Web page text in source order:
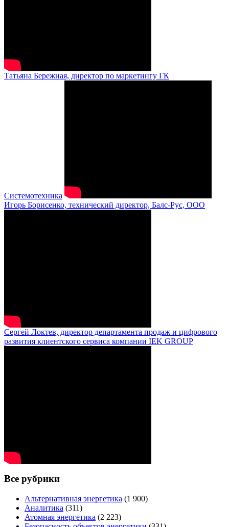
Татьяна Бережная, директор по маркетингу ГК
Системотехника
Игорь Борисенко, технический директор, Балс-Рус, ООО
Сергей Локтев, директор департамента продаж и цифрового
развития клиентского сервиса компании IEK GROUP
Все рубрики
Альтернативная энергетика (1 900)
Аналитика (311)
Атомная энергетика (2 223)